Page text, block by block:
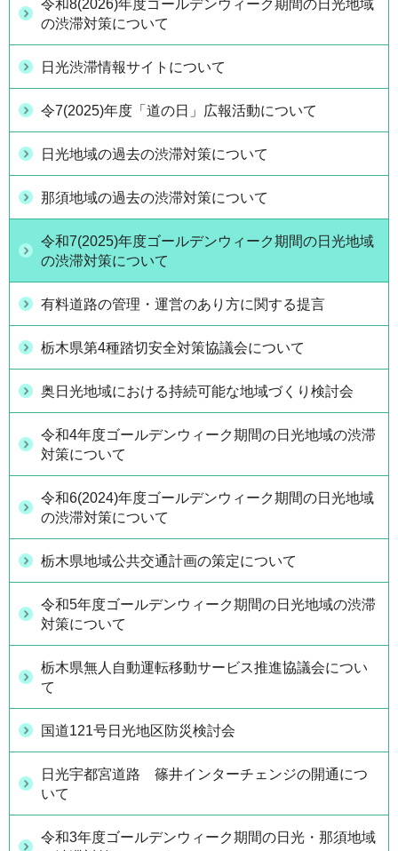
令和8(2026)年度ゴールデンウィーク期間の日光地域
の渋滞対策について
日光渋滞情報サイトについて
令7(2025)年度「道の日」広報活動について
日光地域の過去の渋滞対策について
那須地域の過去の渋滞対策について
令和7(2025)年度ゴールデンウィーク期間の日光地域
の渋滞対策について
有料道路の管理・運営のあり方に関する提言
栃木県第4種踏切安全対策協議会について
奥日光地域における持続可能な地域づくり検討会
令和4年度ゴールデンウィーク期間の日光地域の渋滞
対策について
令和6(2024)年度ゴールデンウィーク期間の日光地域
の渋滞対策について
栃木県地域公共交通計画の策定について
令和5年度ゴールデンウィーク期間の日光地域の渋滞
対策について
栃木県無人自動運転移動サービス推進協議会につい
て
国道121号日光地区防災検討会
日光宇都宮道路 篠井インターチェンジの開通につ
いて
令和3年度ゴールデンウィーク期間の日光・那須地域